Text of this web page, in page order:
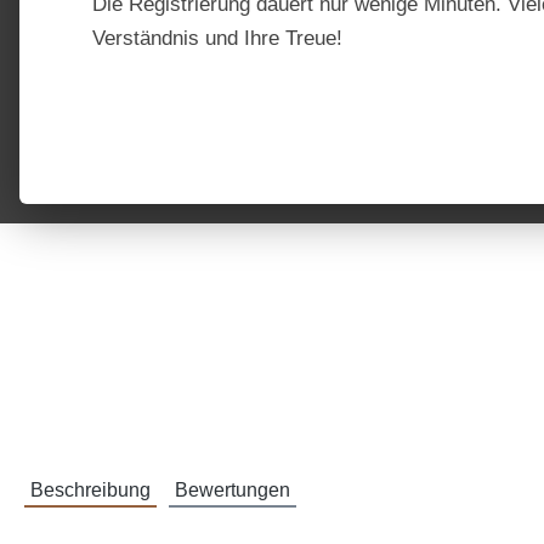
Beschreibung Bewertungen
Die Registrierung dauert nur wenige Minuten.
Verständnis und Ihre Treue!